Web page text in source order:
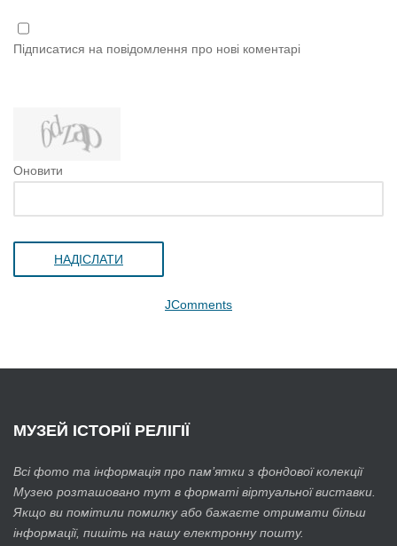
Підписатися на повідомлення про нові коментарі
Оновити
НАДІСЛАТИ
JComments
МУЗЕЙ ІСТОРІЇ РЕЛІГІЇ
Всі фото та інформація про пам’ятки з фондової колекції
Музею розташовано тут в форматі віртуальної виставки.
Якщо ви помітили помилку або бажаєте отримати більш
інформації, пишіть на нашу електронну пошту.